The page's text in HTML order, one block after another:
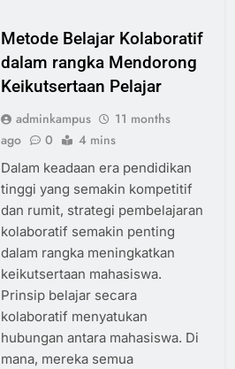
Metode Belajar Kolaboratif
dalam rangka Mendorong
Keikutsertaan Pelajar
adminkampus
11 months
ago
0 4 mins
Dalam keadaan era pendidikan
tinggi yang semakin kompetitif
dan rumit, strategi pembelajaran
kolaboratif semakin penting
dalam rangka meningkatkan
keikutsertaan mahasiswa.
Prinsip belajar secara
kolaboratif menyatukan
hubungan antara mahasiswa. Di
mana, mereka semua